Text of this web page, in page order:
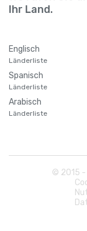
Ihr Land.
Englisch
Länderliste
Spanisch
Länderliste
Arabisch
Länderliste
© 2015 -